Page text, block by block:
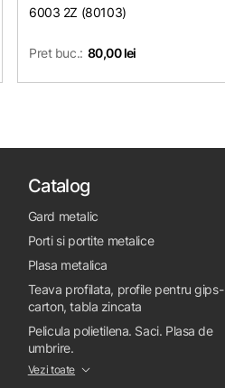
6003 2Z (80103)
Pret buc.: 80,00 lei
Catalog
Gard metalic
Porti si portite metalice
Plasa metalica
Teava profilata, profile pentru gips-
carton, tabla zincata
Pelicula polietilena. Saci. Plasa de
umbrire.
Vezi toate